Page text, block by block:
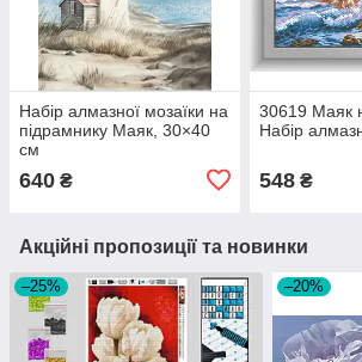
Набір алмазної мозаїки на
підрамнику Маяк, 30×40
см
640 ₴
30619 Маяк
Набір
548₴
Акційні пропозиції та новинки
–25% –20%